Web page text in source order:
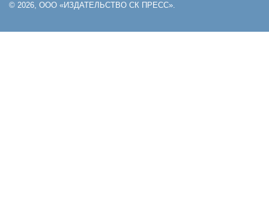
© 2026, ООО «ИЗДАТЕЛЬСТВО СК ПРЕСС».